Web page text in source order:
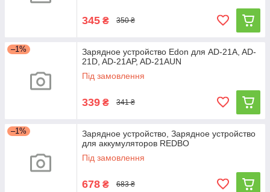
345 ₴ 350 ₴
–1%
Зарядное устройство Edon для AD-21A, AD-
21D, AD-21AP, AD-21AUN
Під замовлення
339 ₴ 341 ₴
–1%
Зарядное устройство, Зарядное устройство
для аккумуляторов REDBO
Під замовлення
678 ₴ 683 ₴